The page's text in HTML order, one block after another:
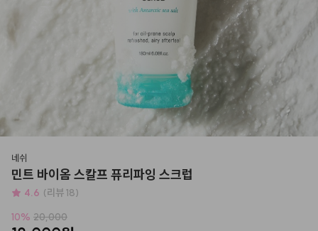
네쉬
민트 바이옴 스칼프 퓨리파잉 스크럽
4.6 (리뷰 18)
10% 20,000